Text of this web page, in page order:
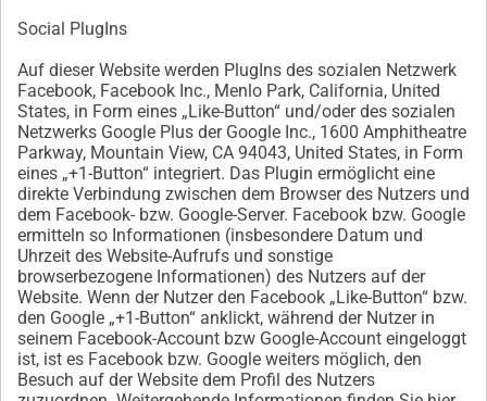
Social PlugIns
Auf dieser Website werden PlugIns des sozialen Netzwerk
Facebook, Facebook Inc., Menlo Park, California, United
States, in Form eines „Like-Button“ und/oder des sozialen
Netzwerks Google Plus der Google Inc., 1600 Amphitheatre
Parkway, Mountain View, CA 94043, United States, in Form
eines „+1-Button“ integriert. Das Plugin ermöglicht eine
direkte Verbindung zwischen dem Browser des Nutzers und
dem Facebook- bzw. Google-Server. Facebook bzw. Google
ermitteln so Informationen (insbesondere Datum und
Uhrzeit des Website-Aufrufs und sonstige
browserbezogene Informationen) des Nutzers auf der
Website. Wenn der Nutzer den Facebook „Like-Button“ bzw.
den Google „+1-Button“ anklickt, während der Nutzer in
seinem Facebook-Account bzw Google-Account eingeloggt
ist, ist es Facebook bzw. Google weiters möglich, den
Besuch auf der Website dem Profil des Nutzers